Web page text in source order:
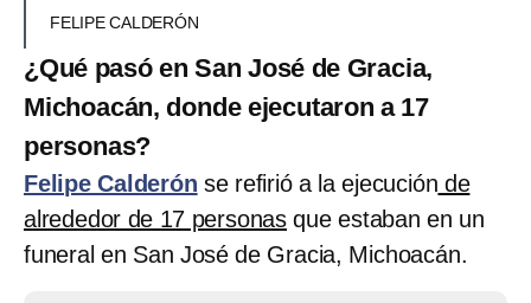
FELIPE CALDERÓN
¿Qué pasó en San José de Gracia,
Michoacán, donde ejecutaron a 17
personas?
Felipe Calderón se refirió a la ejecución de
alrededor de 17 personas que estaban en un
funeral en San José de Gracia, Michoacán.